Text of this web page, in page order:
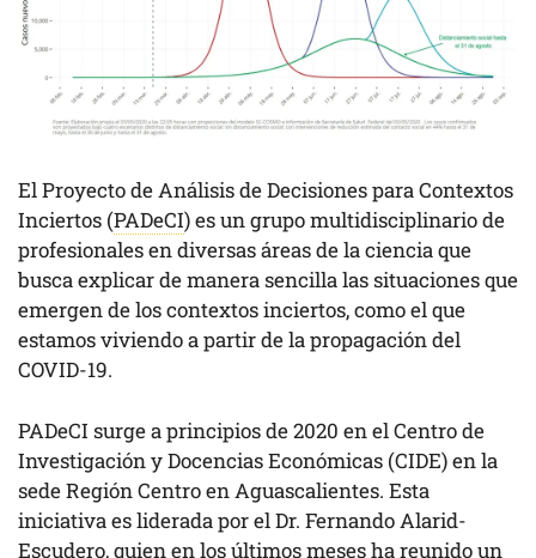
El Proyecto de Análisis de Decisiones para Contextos
Inciertos (PADeCI) es un grupo multidisciplinario de
profesionales en diversas áreas de la ciencia que
busca explicar de manera sencilla las situaciones que
emergen de los contextos inciertos, como el que
estamos viviendo a partir de la propagación del
COVID-19.
PADeCI surge a principios de 2020 en el Centro de
Investigación y Docencias Económicas (CIDE) en la
sede Región Centro en Aguascalientes. Esta
iniciativa es liderada por el Dr. Fernando Alarid-
Escudero, quien en los últimos meses ha reunido un